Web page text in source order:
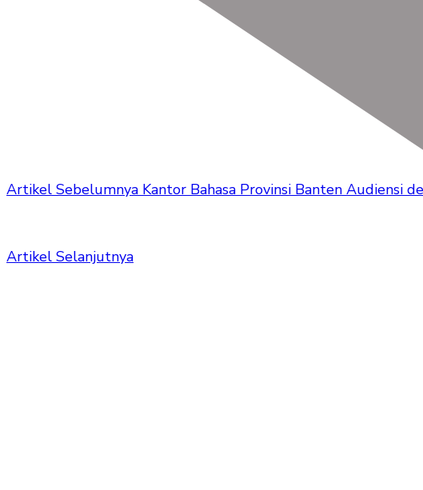
Artikel Sebelumnya Kantor Bahasa Provinsi Banten Audiensi
Artikel Selanjutnya